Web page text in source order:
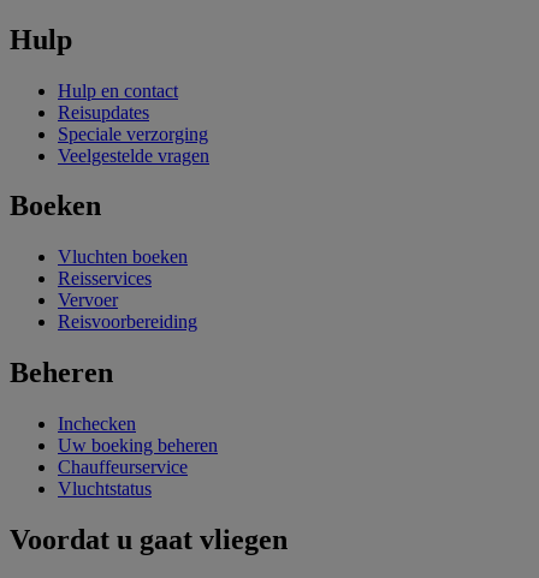
Hulp
Hulp en contact
Reisupdates
Speciale verzorging
Veelgestelde vragen
Boeken
Vluchten boeken
Reisservices
Vervoer
Reisvoorbereiding
Beheren
Inchecken
Uw boeking beheren
Chauffeurservice
Vluchtstatus
Voordat u gaat vliegen